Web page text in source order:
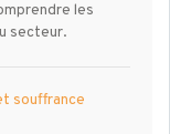
les
secteur.
souffrance